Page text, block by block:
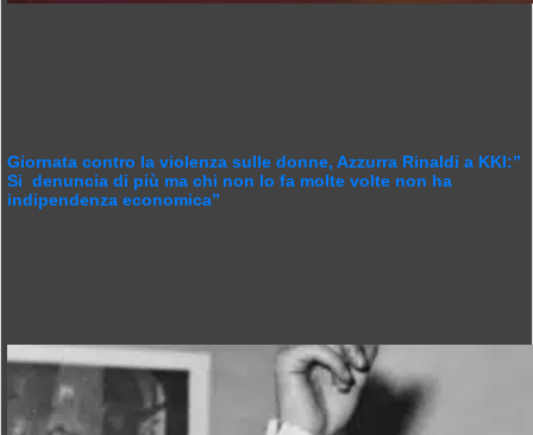
Giornata contro la violenza sulle donne, Azzurra Rinaldi a KKI:”
Si denuncia di più ma chi non lo fa molte volte non ha
indipendenza economica”